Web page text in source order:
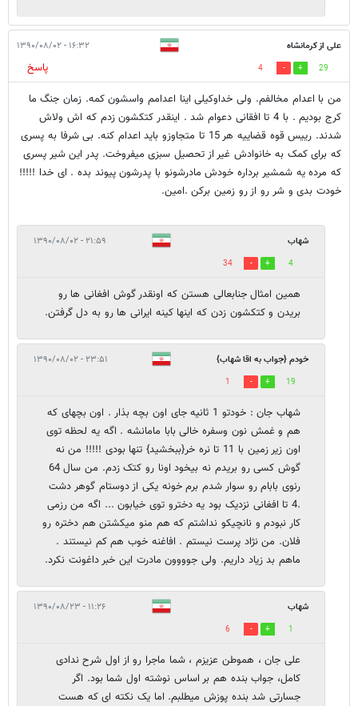
علی از کرمانشاه ۱۶:۳۲ - ۱۳۹۰/۰۸/۰۲
29
4
پاسخ
من با اعدام مخالفم. ولی خداوکیلی اینا اعدامم واسشون کمه. زمان جنگ ما
کرج بودیم . با 4 تا افقانی دعوام شد . اینقدر کتکشون زدم که اش ولاش
شدند. رییس قوه قضاییه هر 15 تا متجاوزو باید اعدام کنه. بی شرفا به پسری
که برای کمک به خانوادش غیر از تحصیل سبزی میفروخت. پدر این شیر پسری
که مرده یه شمشیر برداره خودش مادرشونو با پدرشون پیوند بده . ای خدا !!!!!
خودت بدی و شر رو از رو زمین برکن .امین.
شهاب ۲۱:۵۹ - ۱۳۹۰/۰۸/۰۲
4
34
همین امثال جنابعالی هستن که اونقدر گوش افغانی ها رو
بریدن و کتکشون زدن که اینها کینه ایرانی ها رو به دل گرفتن.
خودم {جواب به اقا شهاب} ۲۳:۵۱ - ۱۳۹۰/۰۸/۰۲
19
1
شهاب جان : خودتو 1 ثانیه جای اون بچه بذار . اون بچهای که
هم و غمش نون وسفره خالی بابا مامانشه . اگه یه لحظه توی
اون زیر زمین با 11 تا نره خر{ببخشید} تنها بودی !!!!! من نه
گوش کسی رو بریدم نه بیخود اونا رو کتک زدم. من سال 64
رنوی بابام رو سوار شدم برم خونه یکی از دوستام گوهر دشت
.4 تا افغانی نزدیک بود یه دخترو توی خیابون ... اگه من رزمی
کار نبودم و نانچیکو نداشتم که هم منو میکشتن هم دختره رو
فلان. من نژاد پرست نیستم . افاغنه خوب هم کم نیستند .
ماهم بد زیاد داریم. ولی جوووون مادرت این خبر داغونت نکرد.
شهاب ۱۱:۲۶ - ۱۳۹۰/۰۸/۲۳
1
6
علی جان ، هموطن عزیزم ، شما ماجرا رو از اول شرح ندادی
کامل، جواب بنده هم بر اساس نوشته اول شما بود. اگر
جسارتی شد بنده پوزش میطلبم. اما یک نکته ای که هست